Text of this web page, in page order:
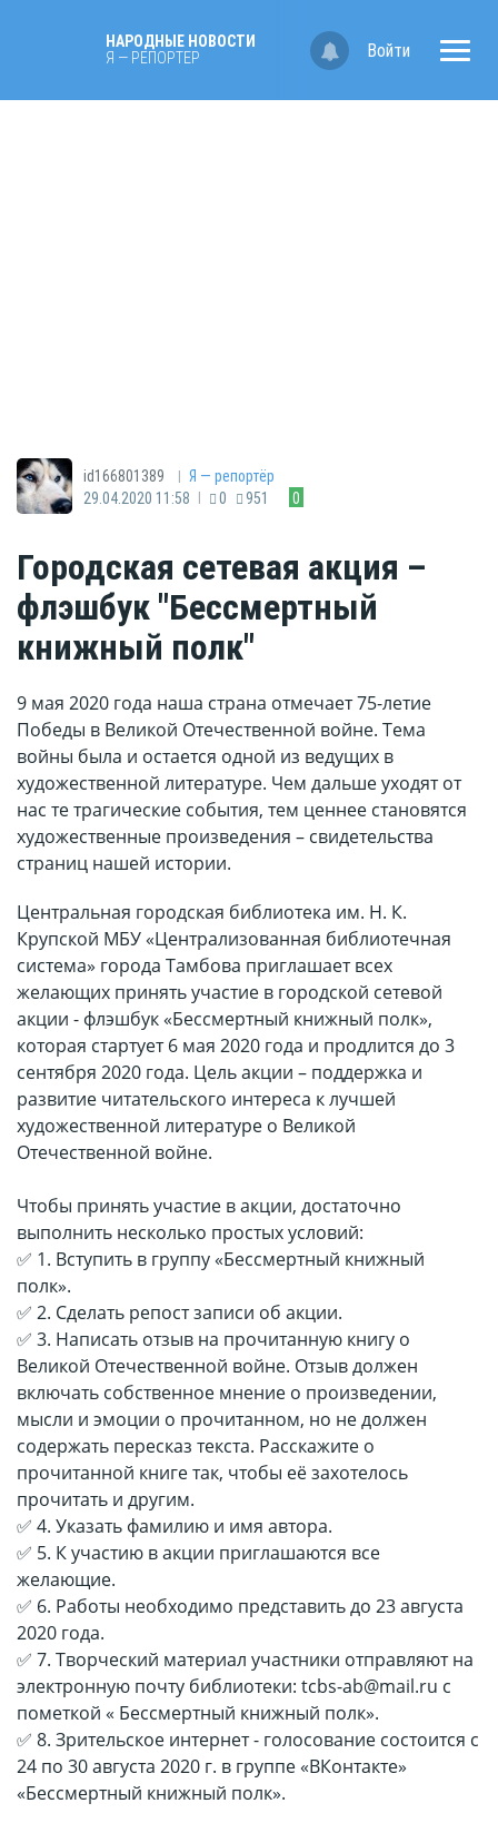
НАРОДНЫЕ НОВОСТИ
Я — РЕПОРТЁР
Войти
id166801389 | Я — репортёр
29.04.2020 11:58 | 0 951 0
Городская сетевая акция –
флэшбук "Бессмертный
книжный полк"
9 мая 2020 года наша страна отмечает 75-летие
Победы в Великой Отечественной войне. Тема
войны была и остается одной из ведущих в
художественной литературе. Чем дальше уходят от
нас те трагические события, тем ценнее становятся
художественные произведения – свидетельства
страниц нашей истории.
Центральная городская библиотека им. Н. К.
Крупской МБУ «Централизованная библиотечная
система» города Тамбова приглашает всех
желающих принять участие в городской сетевой
акции - флэшбук «Бессмертный книжный полк»,
которая стартует 6 мая 2020 года и продлится до 3
сентября 2020 года. Цель акции – поддержка и
развитие читательского интереса к лучшей
художественной литературе о Великой
Отечественной войне.
Чтобы принять участие в акции, достаточно
выполнить несколько простых условий:
✅ 1. Вступить в группу «Бессмертный книжный
полк».
✅ 2. Сделать репост записи об акции.
✅ 3. Написать отзыв на прочитанную книгу о
Великой Отечественной войне. Отзыв должен
включать собственное мнение о произведении,
мысли и эмоции о прочитанном, но не должен
содержать пересказ текста. Расскажите о
прочитанной книге так, чтобы её захотелось
прочитать и другим.
✅ 4. Указать фамилию и имя автора.
✅ 5. К участию в акции приглашаются все
желающие.
✅ 6. Работы необходимо представить до 23 августа
2020 года.
✅ 7. Творческий материал участники отправляют на
электронную почту библиотеки: tcbs-ab@mail.ru с
пометкой « Бессмертный книжный полк».
✅ 8. Зрительское интернет - голосование состоится с
24 по 30 августа 2020 г. в группе «ВКонтакте»
«Бессмертный книжный полк».